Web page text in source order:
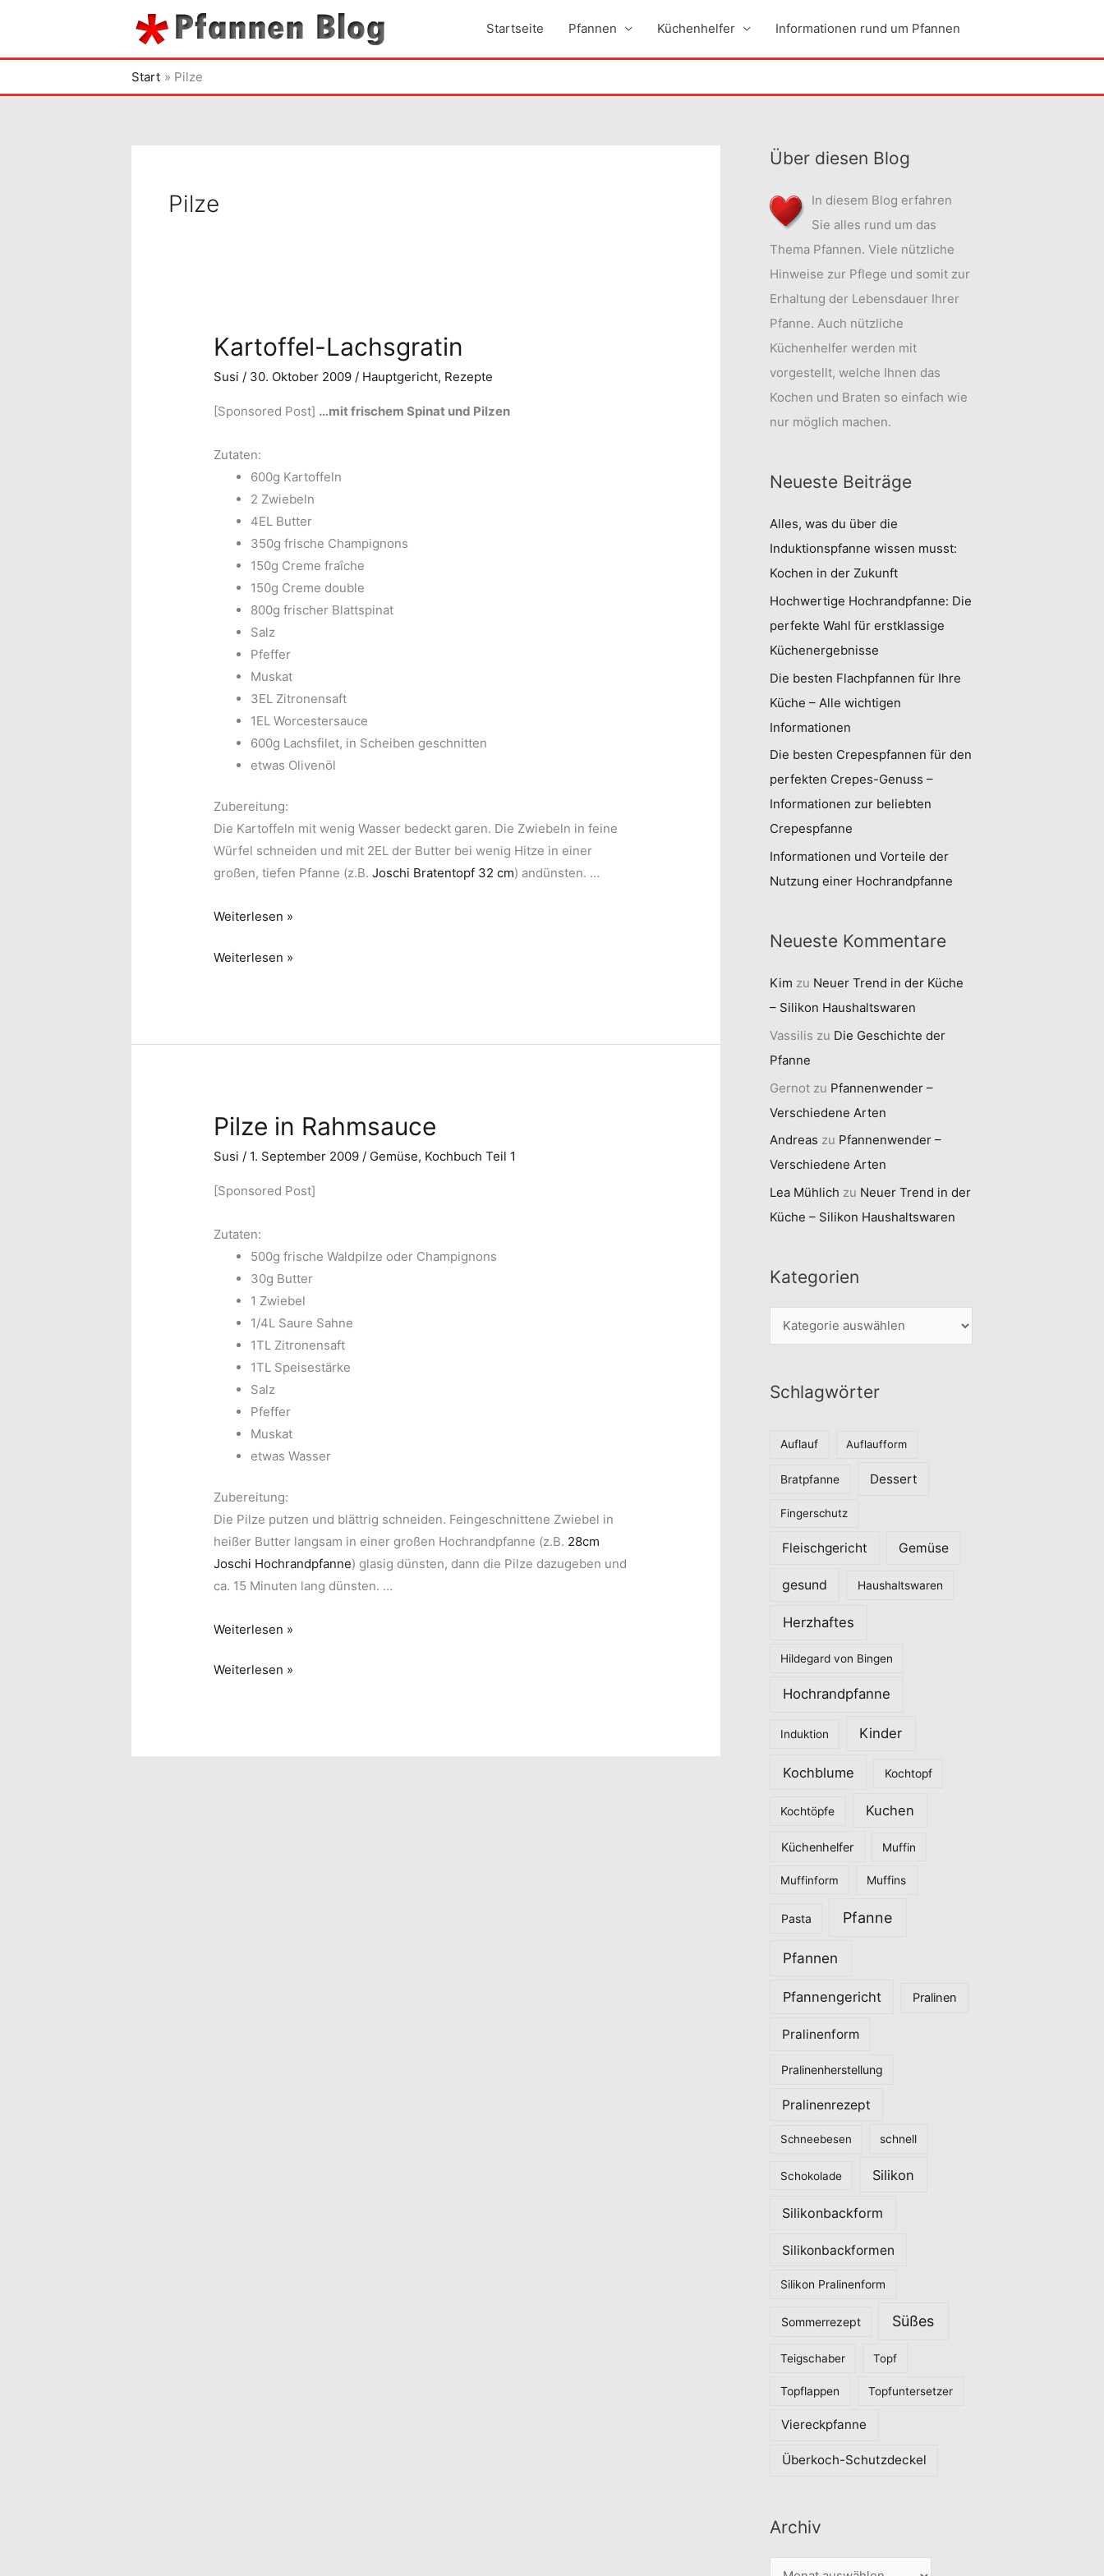
springen
Startseite Pfannen Küchenhelfer Informationen rund um Pfannen
Start Pilze
Pilze
Kartoffel-Lachsgratin
Susi / 30. Oktober 2009 / Hauptgericht, Rezepte
[Sponsored Post] …mit frischem Spinat und Pilzen
Zutaten:
600g Kartoffeln
2 Zwiebeln
4EL Butter
350g frische Champignons
150g Creme fraîche
150g Creme double
800g frischer Blattspinat
Salz
Pfeffer
Muskat
3EL Zitronensaft
1EL Worcestersauce
600g Lachsfilet, in Scheiben geschnitten
etwas Olivenöl
Zubereitung:
Die Kartoffeln mit wenig Wasser bedeckt garen. Die Zwiebeln in feine
Würfel schneiden und mit 2EL der Butter bei wenig Hitze in einer
großen, tiefen Pfanne (z.B.Joschi Bratentopf 32 cm) andünsten. …
Kartoffel-
Weiterlesen »
Kartoffel-
Weiterlesen »
Pilze in Rahmsauce
Susi / 1. September 2009 / Gemüse, Kochbuch Teil 1
[Sponsored Post]
Zutaten:
500g frische Waldpilze oder Champignons
30g Butter
1 Zwiebel
1/4L Saure Sahne
1TL Zitronensaft
1TL Speisestärke
Salz
Pfeffer
Muskat
etwas Wasser
Zubereitung:
Die Pilze putzen und blättrig schneiden. Feingeschnittene Zwiebel in
heißer Butter langsam in einer großen Hochrandpfanne (z.B. 28cm
Joschi Hochrandpfanne) glasig dünsten, dann die Pilze dazugeben und
ca. 15 Minuten lang dünsten. …
Pilze
Rahmsauce
Weiterlesen »
Pilze
Weiterlesen »
Über diesen Blog
In diesem Blog erfahren
Sie alles rund um das
Thema Pfannen. Viele nützliche
Hinweise zur Pflege und somit zur
Erhaltung der Lebensdauer Ihrer
Pfanne. Auch nützliche
Küchenhelfer werden mit
vorgestellt, welche Ihnen das
Kochen und Braten so einfach wie
nur möglich machen.
Neueste Beiträge
Alles, was du über die
Induktionspfanne wissen musst:
Kochen in der Zukunft
Hochwertige Hochrandpfanne: Die
perfekte Wahl für erstklassige
Küchenergebnisse
Die besten Flachpfannen für Ihre
Küche – Alle wichtigen
Informationen
Die besten Crepespfannen für den
perfekten Crepes-Genuss –
Informationen zur beliebten
Crepespfanne
Informationen und Vorteile der
Nutzung einer Hochrandpfanne
Neueste Kommentare
Kim zu Neuer Trend in der Küche
– Silikon Haushaltswaren
Vassilis zu Die Geschichte der
Pfanne
Gernotzu Pfannenwender –
Verschiedene Arten
Andreas zu Pfannenwender –
Verschiedene Arten
Lea Mühlich zu Neuer Trend in der
Küche – Silikon Haushaltswaren
Kategorien
a
e
Schlagwörter
Auflauf Auflaufform
Bratpfanne Dessert
Fingerschutz
Fleischgericht Gemüse
gesund Haushaltswaren
Herzhaftes
Hildegard von Bingen
Hochrandpfanne
Induktion Kinder
Kochblume Kochtopf
Kochtöpfe Kuchen
Küchenhelfer Muffin
Muffinform Muffins
Pasta Pfanne
Pfannen
Pfannengericht Pralinen
Pralinenform
Pralinenherstellung
Pralinenrezept
Schneebesen schnell
Schokolade Silikon
Silikonbackform
Silikonbackformen
Silikon Pralinenform
Sommerrezept Süßes
Teigschaber Topf
Topflappen Topfuntersetzer
Viereckpfanne
Überkoch-Schutzdeckel
Archiv